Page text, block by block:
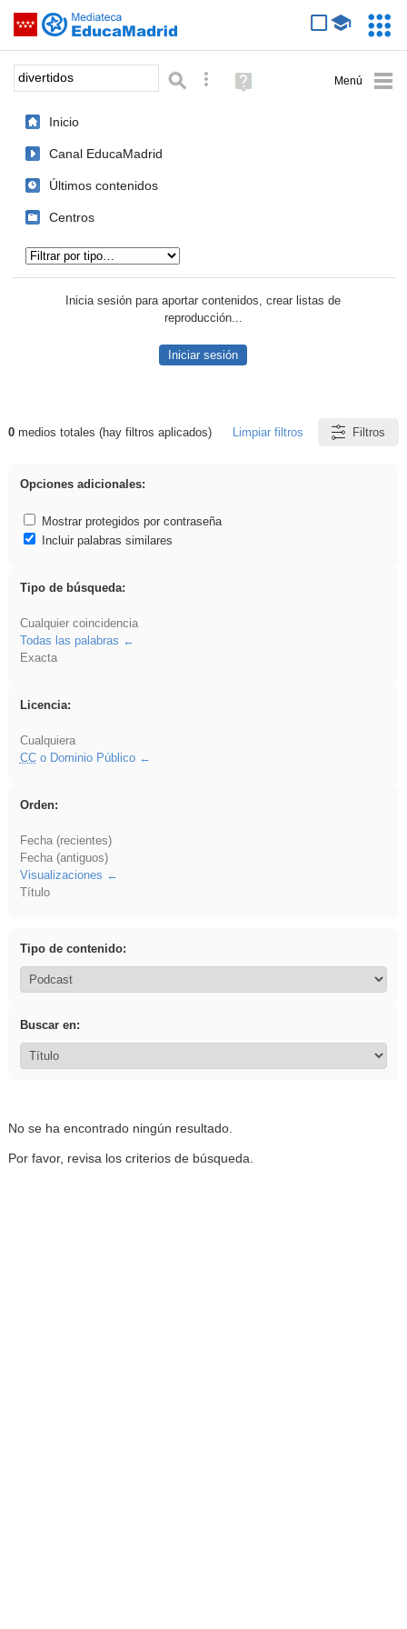
Saltar navegación
Palabra o frase: Búsqueda avanzada
Ayuda
(en
Inicio
Canal EducaMadrid
Últimos contenidos
Centros
Inicia sesión para aportar contenidos, crear listas de
reproducción...
Iniciar sesión
Resultados de: divertidos
0medios totales (hay filtros aplicados) Limpiar filtros Filtros
Opciones adicionales:
Mostrar protegidos por contraseña
Incluir palabras similares
Tipo de búsqueda:
Cualquier coincidencia
Todas las palabras
Exacta
Licencia:
Cualquiera
CCo Dominio Público
Orden:
Fecha (recientes)
Fecha (antiguos)
Visualizaciones
Título
Tipo de contenido:
Buscar en:
No se ha encontrado ningún resultado.
Por favor, revisa los criterios de búsqueda.